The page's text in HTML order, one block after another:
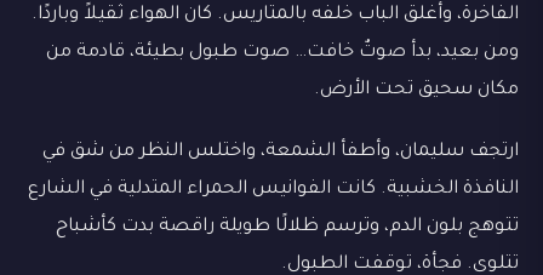
الفاخرة، وأغلق الباب خلفه بالمتاريس. كان الهواء ثقيلاً وباردًا.
ومن بعيد، بدأ صوتٌ خافت… صوت طبول بطيئة، قادمة من
مكان سحيق تحت الأرض.
ارتجف سليمان، وأطفأ الشمعة، واختلس النظر من شق في
النافذة الخشبية. كانت الفوانيس الحمراء المتدلية في الشارع
تتوهج بلون الدم، وترسم ظلالًا طويلة راقصة بدت كأشباح
تتلوى. فجأة، توقفت الطبول.